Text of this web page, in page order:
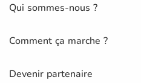
Qui sommes-nous ?
Comment ça marche ?
Devenir partenaire